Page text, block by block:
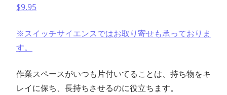
$9.95
※スイッチサイエンスではお取り寄せも承っておりま
す。
作業スペースがいつも片付いてることは、持ち物をキ
レイに保ち、長持ちさせるのに役立ちます。